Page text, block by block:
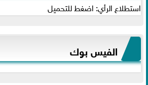
استطلاع الرأي: اضغط للتحميل
الفيس بوك